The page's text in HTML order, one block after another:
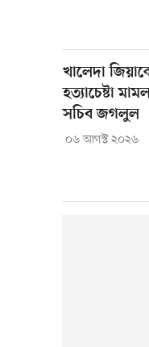
খালেদা
হত্যাচেষ্টা
সচিব জগলুল
০৬ আগস্ট ২০২৬